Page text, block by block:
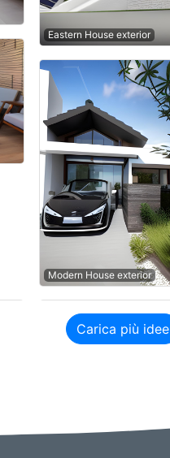
Eastern House exterior
Modern House exterior
Carica più idee